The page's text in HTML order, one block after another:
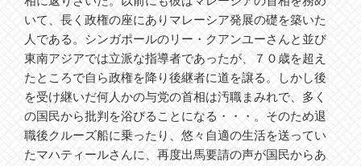
いて、長く政権の座にありマレーシア発展の礎を築いた
人である。シンガポールのリー・クアンユーさんと並び
東南アジアでは立派な指導者であったが、７０歳を超え
たところで自ら政権を降り後継者に道を譲る。しかし後
を受け継いだ何人かの与党の首相は汚職まみれで、多く
の国民から批判を浴びることになる・・・。そのため退
職後クルーズ船に乗ったり、悠々自適の生活を送ってい
たマハティールさんに、再度出馬要請の声が国民からあ